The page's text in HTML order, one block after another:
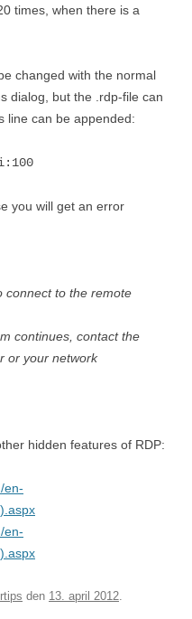
times, when there is a
changed with the normal
dialog, but the .rdp-file can
line can be appended:
you will get an error
connect to the remote
continues, contact the
or your network
hidden features of RDP:
en-
en-
den 13. april 2012